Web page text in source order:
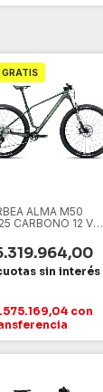
GRATIS
ALMA M50
CARBONO 12 VEL
con